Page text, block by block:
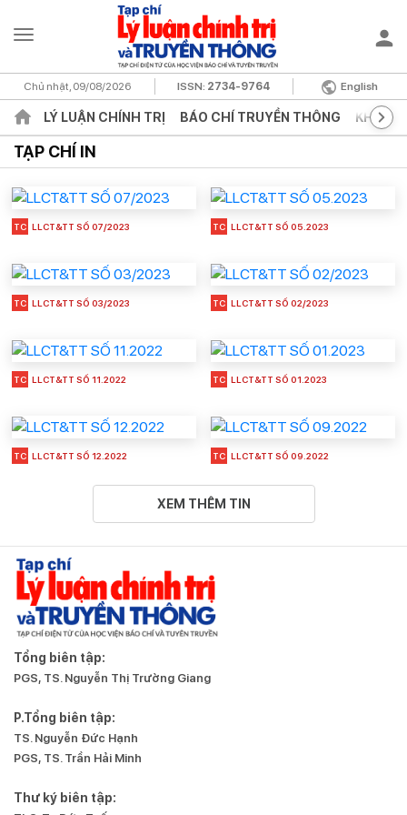
Chủ nhật, 09/08/2026 ISSN: 2734-9764 English
LÝ LUẬN CHÍNH TRỊ BÁO CHÍ TRUYỀN THÔNG KHOA
TẠP CHÍ IN
TC LLCT&TT SỐ 07/2023 TC LLCT&TT SỐ 05.2023
TC LLCT&TT SỐ 03/2023 TC LLCT&TT SỐ 02/2023
TC LLCT&TT SỐ 11.2022 TC LLCT&TT SỐ 01.2023
TC LLCT&TT SỐ 12.2022 TC LLCT&TT SỐ 09.2022
XEM THÊM TIN
Tổng biên tập:
PGS, TS. Nguyễn Thị Trường Giang
P.Tổng biên tập:
TS. Nguyễn Đức Hạnh
PGS, TS. Trần Hải Minh
Thư ký biên tập: